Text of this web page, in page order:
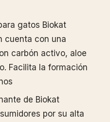
gatos Biokat
cuenta con una
carbón activo, aloe
Facilita la formación
de Biokat
por su alta